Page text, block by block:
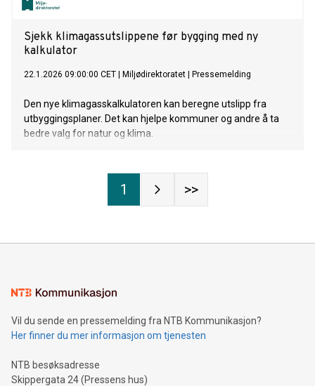
Sjekk klimagassutslippene før bygging med ny
kalkulator
22.1.2026 09:00:00 CET Miljødirektoratet Pressemelding
Den nye klimagasskalkulatoren kan beregne utslipp fra
utbyggingsplaner. Det kan hjelpe kommuner og andre å ta
bedre valg for natur og klima.
1 >>
Vil du sende en pressemelding fra NTB Kommunikasjon?
Her finner du mer informasjon om tjenesten
NTB besøksadresse
Skippergata 24 (Pressens hus)